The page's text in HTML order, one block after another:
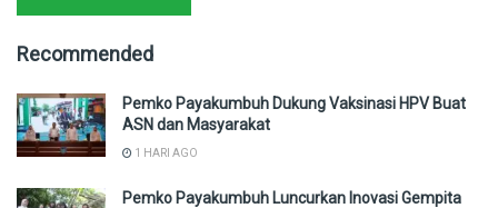
Recommended
Pemko Payakumbuh Dukung Vaksinasi HPV Buat
ASN dan Masyarakat
1 HARI AGO
Pemko Payakumbuh Luncurkan Inovasi Gempita